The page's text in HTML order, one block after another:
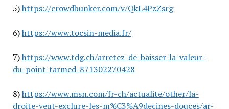
5)https://crowdbunker.com/v/QkL4PzZsrg
6)https://www.tocsin-media.fr/
7)https://www.tdg.ch/arretez-de-baisser-la-valeur-
du-point-tarmed-871302270428
8)https://www.msn.com/fr-ch/actualite/other/la-
droite-veut-exclure-les-m%C3%A9decines-douces/ar-